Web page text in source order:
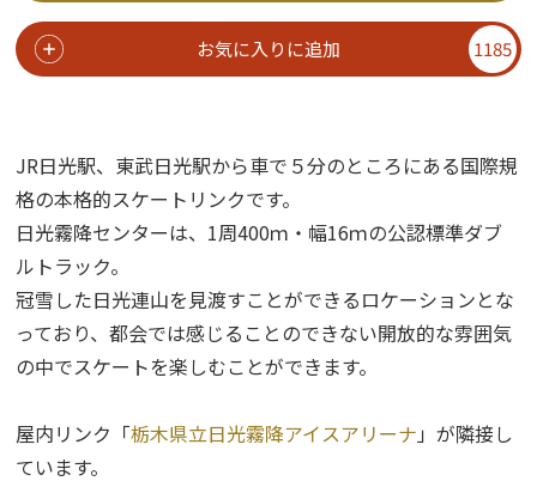
お気に入りに追加 1185
JR日光駅、東武日光駅から車で５分のところにある国際規
格の本格的スケートリンクです。
日光霧降センターは、1周400ｍ・幅16ｍの公認標準ダブ
ルトラック。
冠雪した日光連山を見渡すことができるロケーションとな
っており、都会では感じることのできない開放的な雰囲気
の中でスケートを楽しむことができます。
屋内リンク「栃木県立日光霧降アイスアリーナ 」が隣接し
ています。